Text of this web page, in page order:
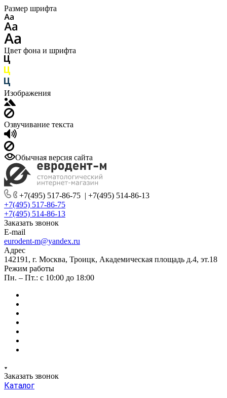
Размер шрифта
Цвет фона и шрифта
Изображения
Озвучивание текста
Обычная версия сайта
+7(495) 517-86-75 | +7(495) 514-86-13
+7(495) 517-86-75
+7(495) 514-86-13
Заказать звонок
E-mail
eurodent-m@yandex.ru
Адрес
142191, г. Москва, Троицк, Академическая площадь д.4, эт.18
Режим работы
Пн. – Пт.: с 10:00 до 18:00
Заказать звонок
Каталог